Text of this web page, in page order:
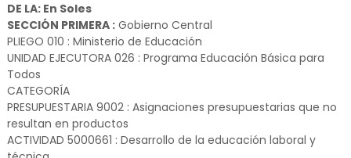
DE LA: En Soles
SECCIÓN PRIMERA :Gobierno Central
PLIEGO 010 : Ministerio de Educación
UNIDAD EJECUTORA 026 : Programa Educación Básica para
Todos
CATEGORÍA
PRESUPUESTARIA 9002 : Asignaciones presupuestarias que no
resultan en productos
ACTIVIDAD 5000661 : Desarrollo de la educación laboral y